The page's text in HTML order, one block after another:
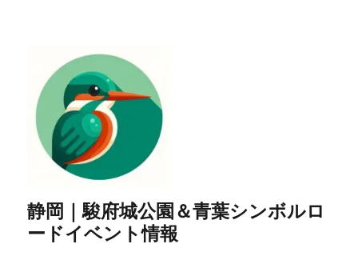
静岡｜駿府城公園＆青葉シンボルロ
ードイベント情報